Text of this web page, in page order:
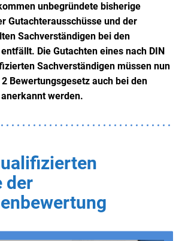
unbegründete bisherige
Gutachterausschüsse und der
Sachverständigen bei den
Die Gutachten eines nach DIN
Sachverständigen müssen nun
Bewertungsgesetz auch bei den
werden.
der